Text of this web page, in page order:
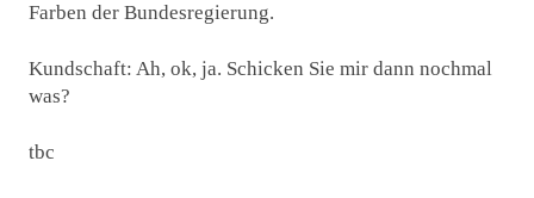
Farben der Bundesregierung.
Kundschaft: Ah, ok, ja. Schicken Sie mir dann nochmal
was?
tbc